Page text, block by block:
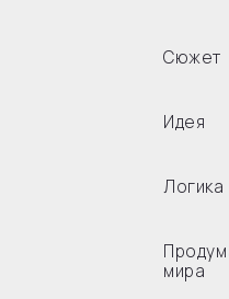
Сюжет
Идея
Логика
мира